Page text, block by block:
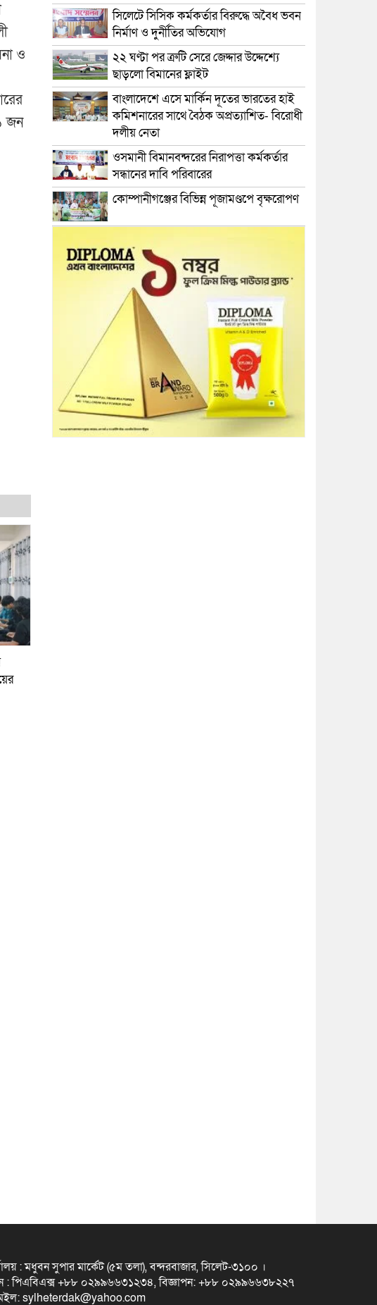
ও
জন
সিলেটে সিসিক কর্মকর্তার বিরুদ্ধে অবৈধ ভবন
নির্মাণ ও দুর্নীতির অভিযোগ
২২ ঘণ্টা পর ত্রুটি সেরে জেদ্দার উদ্দেশ্যে
ছাড়লো বিমানের ফ্লাইট
বাংলাদেশে এসে মার্কিন দূতের ভারতের হাই
কমিশনারের সাথে বৈঠক অপ্রত্যাশিত- বিরোধী
দলীয় নেতা
ওসমানী বিমানবন্দরের নিরাপত্তা কর্মকর্তার
সন্ধানের দাবি পরিবারের
কোম্পানীগঞ্জের বিভিন্ন পূজামণ্ডপে বৃক্ষরোপণ
: মধুবন সুপার মার্কেট (৫ম তলা), বন্দরবাজার, সিলেট-৩১০০ ।
: পিএবিএক্স +৮৮ ০২৯৯৬৬৩১২৩৪, বিজ্ঞাপন: +৮৮ ০২৯৯৬৬৩৮২২৭
sylheterdak@yahoo.com